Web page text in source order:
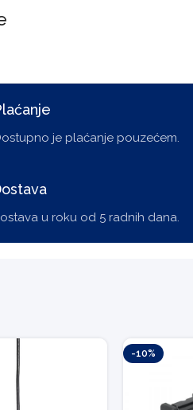
je plaćanje pouzećem.
u roku od 5 radnih dana.
-10%